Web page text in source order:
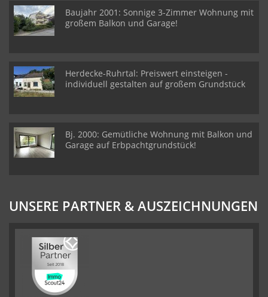
Baujahr 2001: Sonnige 3-Zimmer Wohnung mit
großem Balkon und Garage!
Herdecke-Ruhrtal: Preiswert einsteigen -
individuell gestalten auf großem Grundstück
Bj. 2000: Gemütliche Wohnung mit Balkon und
Garage auf Erbpachtgrundstück!
UNSERE PARTNER & AUSZEICHNUNGEN